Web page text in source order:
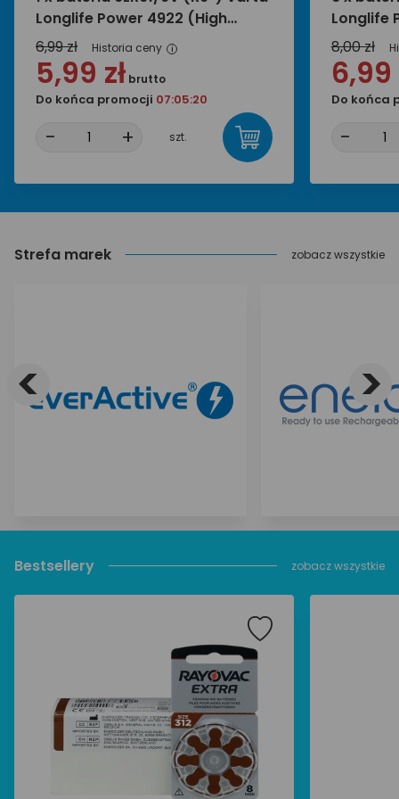
Longlife Power 4922 (High
Energy)
6,99 zł Historia ceny i
5,99 zł brutto
Do końca promocji 07:05:20
- + szt.
Longlife
Energy)
8,00 zł
6,99
Do końca
-
Strefa marek zobacz wszystkie
< >
Bestsellery zobacz wszystkie